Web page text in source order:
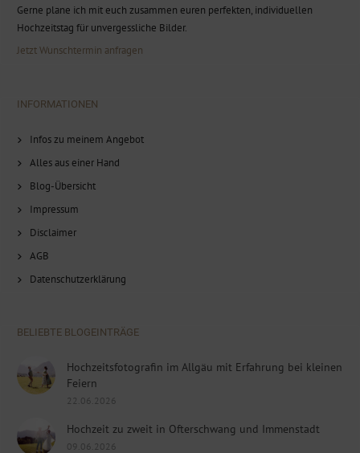
Gerne plane ich mit euch zusammen euren perfekten, individuellen
Hochzeitstag für unvergessliche Bilder.
Jetzt Wunschtermin anfragen
INFORMATIONEN
Infos zu meinem Angebot
Alles aus einer Hand
Blog-Übersicht
Impressum
Disclaimer
AGB
Datenschutzerklärung
BELIEBTE BLOGEINTRÄGE
Hochzeitsfotografin im Allgäu mit Erfahrung bei kleinen
Feiern
22.06.2026
Hochzeit zu zweit in Ofterschwang und Immenstadt
09.06.2026